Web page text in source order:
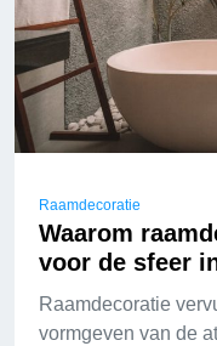
Raamdecoratie
Waarom
voor de sfeer
Raamdecoratie
vormgeven van de